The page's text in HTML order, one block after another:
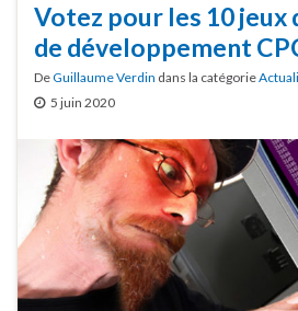
Votez pour les 10 jeux
de développement
DeGuillaume Verdin dans la catégorie
5 juin 2020